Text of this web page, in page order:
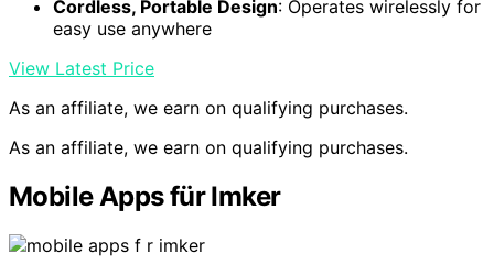
Cordless, Portable Design: Operates wirelessly for
easy use anywhere
View Latest Price
As an affiliate, we earn on qualifying purchases.
As an affiliate, we earn on qualifying purchases.
Mobile Apps für Imker